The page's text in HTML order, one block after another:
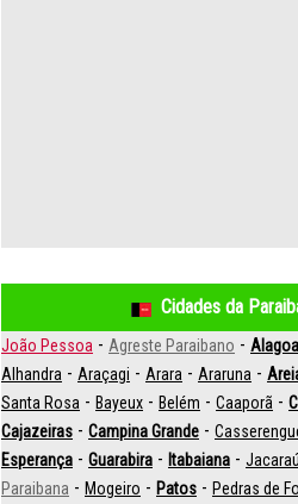
Cidades da
João Pessoa - Agreste Paraibano -
Alhandra - Araçagi - Arara - Araruna -
Santa Rosa - Bayeux - Belém - Caaporã -
Cajazeiras - Campina Grande -
Esperança - Guarabira - Itabaiana -
Paraibana - Mogeiro - Patos - Pedras de